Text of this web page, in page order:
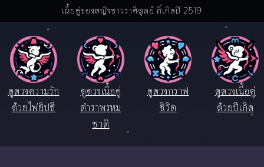
เนื้อคู่ของหญิงชาวราศีตุลย์ ที่เกิดปี 2519
ดูดวงความรัก
ด้วยไพ่ยิปซี
ดูดวงเนื้อคู่
ตำราพรหม
ชาติ
ดูดวงกราฟ
ชีวิต
ดูดวงเนื้อคู่
ด้วยปีเกิด